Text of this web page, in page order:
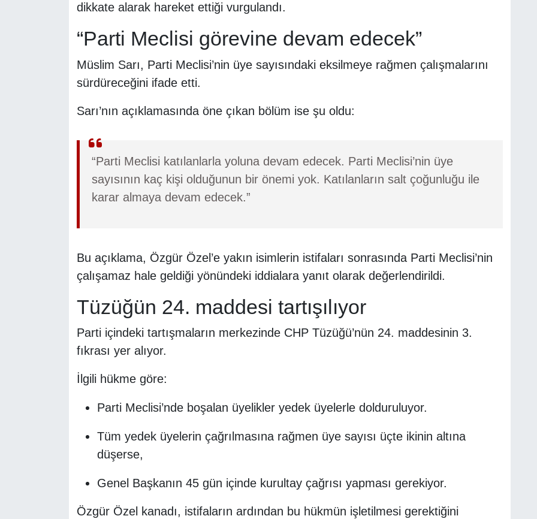
dikkate alarak hareket ettiği vurgulandı.
“Parti Meclisi görevine devam edecek”
Müslim Sarı, Parti Meclisi’nin üye sayısındaki eksilmeye rağmen çalışmalarını
sürdüreceğini ifade etti.
Sarı’nın açıklamasında öne çıkan bölüm ise şu oldu:
“Parti Meclisi katılanlarla yoluna devam edecek. Parti Meclisi’nin üye
sayısının kaç kişi olduğunun bir önemi yok. Katılanların salt çoğunluğu ile
karar almaya devam edecek.”
Bu açıklama, Özgür Özel’e yakın isimlerin istifaları sonrasında Parti Meclisi’nin
çalışamaz hale geldiği yönündeki iddialara yanıt olarak değerlendirildi.
Tüzüğün 24. maddesi tartışılıyor
Parti içindeki tartışmaların merkezinde CHP Tüzüğü’nün 24. maddesinin 3.
fıkrası yer alıyor.
İlgili hükme göre:
Parti Meclisi’nde boşalan üyelikler yedek üyelerle dolduruluyor.
Tüm yedek üyelerin çağrılmasına rağmen üye sayısı üçte ikinin altına
düşerse,
Genel Başkanın 45 gün içinde kurultay çağrısı yapması gerekiyor.
Özgür Özel kanadı, istifaların ardından bu hükmün işletilmesi gerektiğini